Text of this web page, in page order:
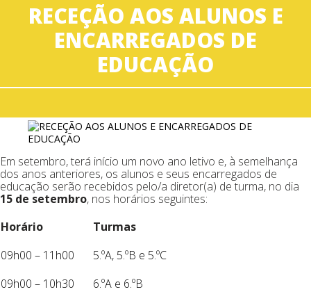
RECEÇÃO AOS ALUNOS E
ENCARREGADOS DE
EDUCAÇÃO
Em setembro, terá início um novo ano letivo e, à semelhança
dos anos anteriores, os alunos e seus encarregados de
educação serão recebidos pelo/a diretor(a) de turma, no dia
15 de setembro, nos horários seguintes:
Horário
Turmas
09h00 – 11h00
5.ºA, 5.ºB e 5.ºC
09h00 – 10h30
6.ºA e 6.ºB